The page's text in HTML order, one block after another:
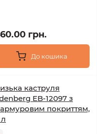
грн.
До кошика
каструля
EB-12097 з
покриттям,